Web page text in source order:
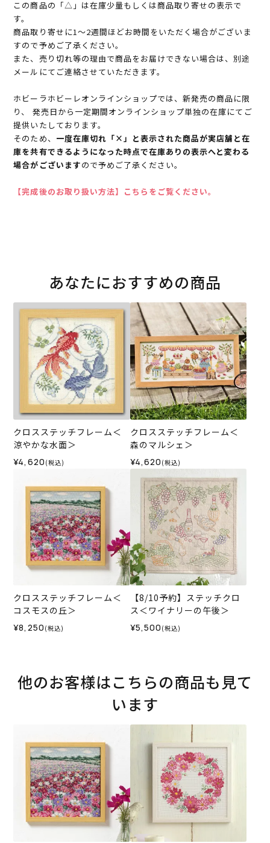
この商品の「△」は在庫少量もしくは商品取り寄せの表示で
す。
商品取り寄せに1～2週間ほどお時間をいただく場合がございま
すので予めご了承ください。
また、売り切れ等の理由で商品をお届けできない場合は、別途
メールにてご連絡させていただきます。
ホビーラホビーレオンラインショップでは、新発売の商品に限
り、 発売日から一定期間オンラインショップ単独の在庫にてご
提供いたしております。
そのため、 一度在庫切れ「×」と表示された商品が実店舗と在
庫を共有できるようになった時点で在庫ありの表示へと変わる
場合がございますので予めご了承ください。
【完成後のお取り扱い方法】こちらをご覧ください。
あなたにおすすめの商品
クロスステッチフレーム＜
涼やかな水面＞
¥4,620 (税込)
クロスステッチフレーム＜
森のマルシェ＞
¥4,620 (税込)
クロスステッチフレーム＜
コスモスの丘＞
¥8,250 (税込)
【8/10予約】ステッチクロ
ス＜ワイナリーの午後＞
¥5,500 (税込)
他のお客様はこちらの商品も見て
います